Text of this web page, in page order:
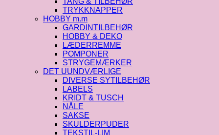
TRYKKNAPPER
HOBBY m.m
GARDINTILBEHØR
HOBBY & DEKO
LÆDERREMME
POMPONER
STRYGEMÆRKER
DET UUNDVÆRLIGE
DIVERSE SYTILBEHØR
LABELS
KRIDT & TUSCH
NÅLE
SAKSE
SKULDERPUDER
TEKSTIL-LIM